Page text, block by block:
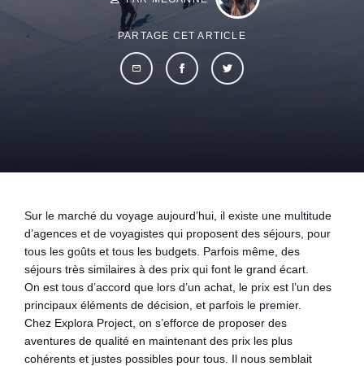
PARTAGE CET ARTICLE
Sur le marché du voyage aujourd’hui, il existe une multitude
d’agences et de voyagistes qui proposent des séjours, pour
tous les goûts et tous les budgets. Parfois même, des
séjours très similaires à des prix qui font le grand écart.
On est tous d’accord que lors d’un achat, le prix est l’un des
principaux éléments de décision, et parfois le premier.
Chez Explora Project, on s’efforce de proposer des
aventures de qualité en maintenant des prix les plus
cohérents et justes possibles pour tous. Il nous semblait